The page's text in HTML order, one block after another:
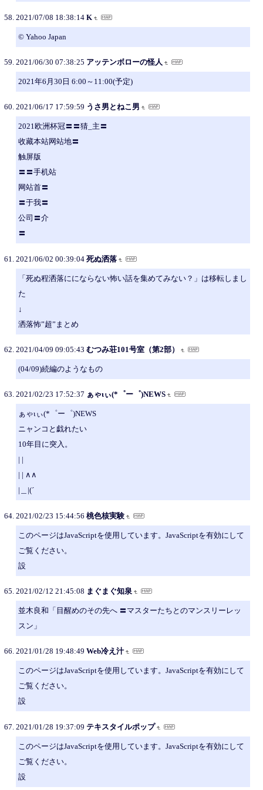
2021/07/08 18:38:14 K
© Yahoo Japan
2021/06/30 07:38:25 アッテンボローの怪人
2021年6月30日 6:00～11:00(予定)
2021/06/17 17:59:59 うさ男とねこ男
2021欧洲杯冠〓〓猜_主〓
收藏本站网站地〓
触屏版
〓〓手机站
网站首〓
〓于我〓
公司〓介
〓
2021/06/02 00:39:04 死ぬ洒落
「死ぬ程洒落ににならない怖い話を集めてみない？」は移転しまし
た
↓
洒落怖”超”まとめ
2021/04/09 09:05:43 むつみ荘101号室（第2部）
(04/09)続編のようなもの
2021/02/23 17:52:37 ぁゃιぃ(*゜ー゜)NEWS
ぁゃιぃ(*゜ー゜)NEWS
ニャンコと戯れたい
10年目に突入。
| |
| | ∧∧
|＿|(´
2021/02/23 15:44:56 桃色核実験
このページはJavaScriptを使用しています。JavaScriptを有効にして
ご覧ください。
設
2021/02/12 21:45:08 まぐまぐ知泉
並木良和「目醒めのその先へ 〓マスターたちとのマンスリーレッ
スン」
2021/01/28 19:48:49 Web冷え汁
このページはJavaScriptを使用しています。JavaScriptを有効にして
ご覧ください。
設
2021/01/28 19:37:09 テキスタイルポップ
このページはJavaScriptを使用しています。JavaScriptを有効にして
ご覧ください。
設